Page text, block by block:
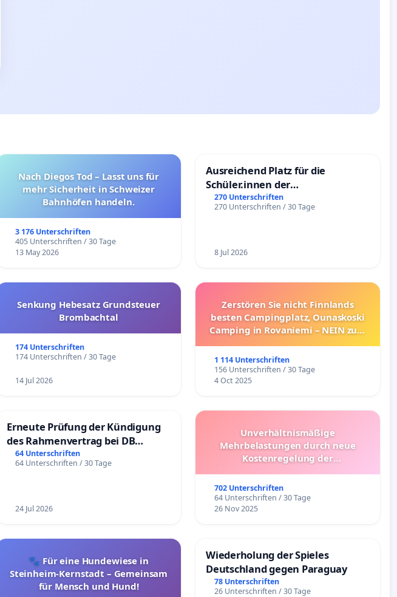
Nach Diegos Tod – Lasst uns für
mehr Sicherheit in Schweizer
Bahnhöfen handeln.
3 176 Unterschriften
405 Unterschriften / 30 Tage
13 May 2026
Ausreichend Platz für die
Schüler.innen der
Schönbergschule
270 Unterschriften
270 Unterschriften / 30 Tage
8 Jul 2026
Senkung Hebesatz Grundsteuer
Brombachtal
174 Unterschriften
174 Unterschriften / 30 Tage
14 Jul 2026
Zerstören Sie nicht Finnlands
besten Campingplatz, Ounaskoski
Camping in Rovaniemi – NEIN zum
1 114 Unterschriften
156 Unterschriften / 30 Tage
4 Oct 2025
Erneute Prüfung der Kündigung
des Rahmenvertrag bei DB
Fahrwegdienste Gmbh
64 Unterschriften
64 Unterschriften / 30 Tage
24 Jul 2026
Unverhältnismäßige
Mehrbelastungen durch neue
Kostenregelung der
Überprüfung und Alternativen
702 Unterschriften
64 Unterschriften / 30 Tage
26 Nov 2025
🐾 Für eine Hundewiese in
Steinheim-Kernstadt – Gemeinsam
für Mensch und Hund!
Wiederholung der Spieles
Deutschland gegen Paraguay
78 Unterschriften
26 Unterschriften / 30 Tage